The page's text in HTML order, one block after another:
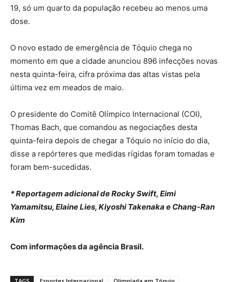
19, só um quarto da população recebeu ao menos uma
dose.
O novo estado de emergência de Tóquio chega no
momento em que a cidade anunciou 896 infecções novas
nesta quinta-feira, cifra próxima das altas vistas pela
última vez em meados de maio.
O presidente do Comitê Olímpico Internacional (COI),
Thomas Bach, que comandou as negociações desta
quinta-feira depois de chegar a Tóquio no início do dia,
disse a repórteres que medidas rígidas foram tomadas e
foram bem-sucedidas.
* Reportagem adicional de Rocky Swift, Eimi
Yamamitsu, Elaine Lies, Kiyoshi Takenaka e Chang-Ran
Kim
Com informações da agência Brasil.